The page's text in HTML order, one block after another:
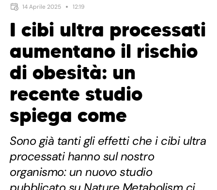
14 Aprile 2025 12:19
I cibi ultra processati
aumentano il rischio
di obesità: un
recente studio
spiega come
Sono già tanti gli effetti che i cibi ultra
processati hanno sul nostro
organismo: un nuovo studio